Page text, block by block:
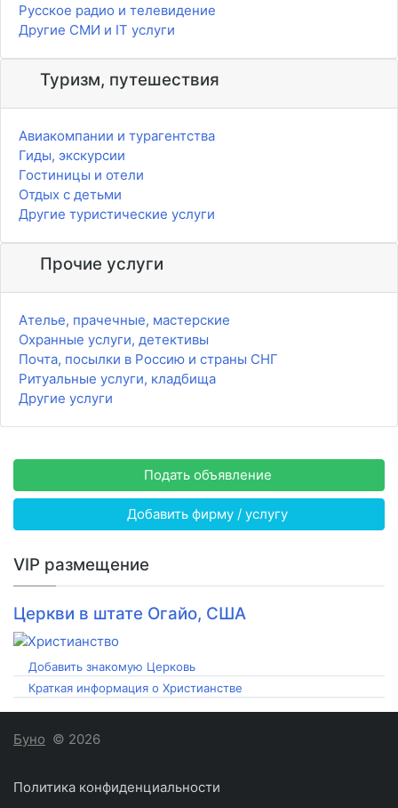
Русское радио и телевидение
Другие СМИ и IT услуги
Туризм, путешествия
Авиакомпании и турагентства
Гиды, экскурсии
Гостиницы и отели
Отдых с детьми
Другие туристические услуги
Прочие услуги
Ателье, прачечные, мастерские
Охранные услуги, детективы
Почта, посылки в Россию и страны СНГ
Ритуальные услуги, кладбища
Другие услуги
Подать объявление
Добавить фирму / услугу
VIP размещение
Церкви в штате Огайо, США
Добавить знакомую Церковь
Краткая информация о Христианстве
Буно © 2026
Политика конфиденциальности